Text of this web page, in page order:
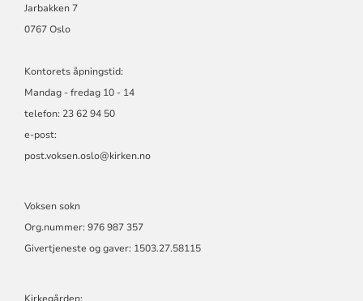
Jarbakken 7
0767 Oslo
Kontorets åpningstid:
Mandag - fredag 10 - 14
telefon: 23 62 94 50
e-post:
post.voksen.oslo@kirken.no
Voksen sokn
Org.nummer: 976 987 357
Givertjeneste og gaver: 1503.27.58115